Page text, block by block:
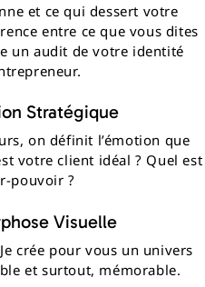
et ce qui dessert votre
entre ce que vous dites
un audit de votre identité
Stratégique
on définit l’émotion que
votre client idéal ? Quel est
pouvoir ?
Visuelle
crée pour vous un univers
et surtout, mémorable.